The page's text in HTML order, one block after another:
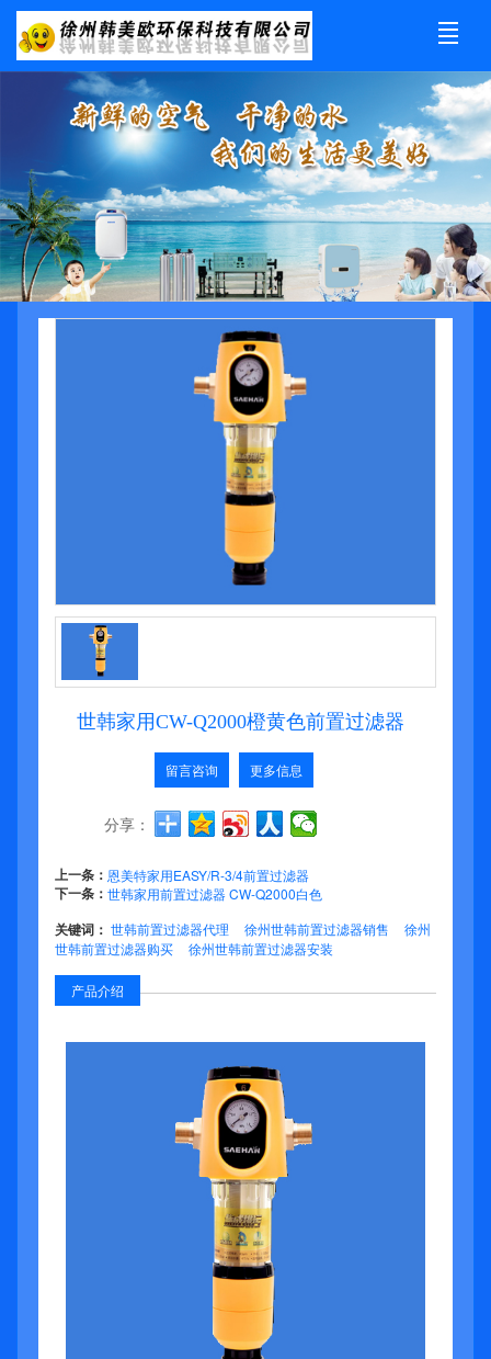
产品展示 新闻资讯 联系我们
世韩家用CW-Q2000橙黄色前置过滤器
留言咨询 更多信息
分享：
上一条： 恩美特家用EASY/R-3/4前置过滤器
下一条： 世韩家用前置过滤器 CW-Q2000白色
关键词： 世韩前置过滤器代理 徐州世韩前置过滤器销售
徐州
世韩前置过滤器购买
徐州世韩前置过滤器安装
产品介绍